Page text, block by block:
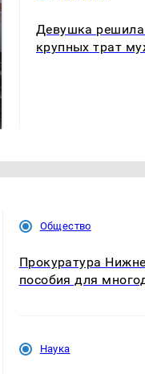
Девушка решила
крупных трат
Общество
Прокуратура
пособия для
Наука